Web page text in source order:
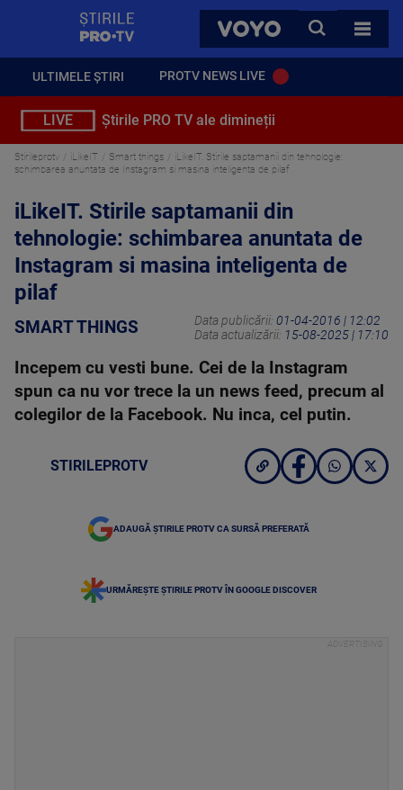
VOYO
CAUTA
TOATE
ULTIMELE ȘTIRI PROTV NEWS LIVE
LIVE Știrile PRO TV ale dimineții
Stirileprotv iLikeIT Smart things
iLikeIT. Stirile saptamanii din tehnologie:
schimbarea anuntata de Instagram si masina inteligenta de pilaf
iLikeIT. Stirile saptamanii din
tehnologie: schimbarea anuntata de
Instagram si masina inteligenta de
pilaf
SMART THINGS Data publicării: 01-04-2016 | 12:02
Data actualizării: 15-08-2025 | 17:10
Incepem cu vesti bune. Cei de la Instagram
spun ca nu vor trece la un news feed, precum al
colegilor de la Facebook. Nu inca, cel putin.
STIRILEPROTV
ADAUGĂ ȘTIRILE PROTV CA SURSĂ PREFERATĂ
URMĂREȘTE ȘTIRILE PROTV ÎN GOOGLE DISCOVER